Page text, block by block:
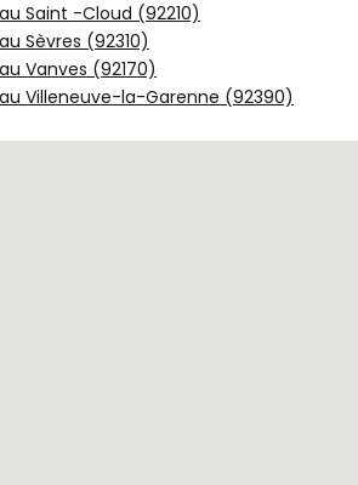
Saint -Cloud (92210)
Sèvres (92310)
Vanves (92170)
Villeneuve-la-Garenne (92390)